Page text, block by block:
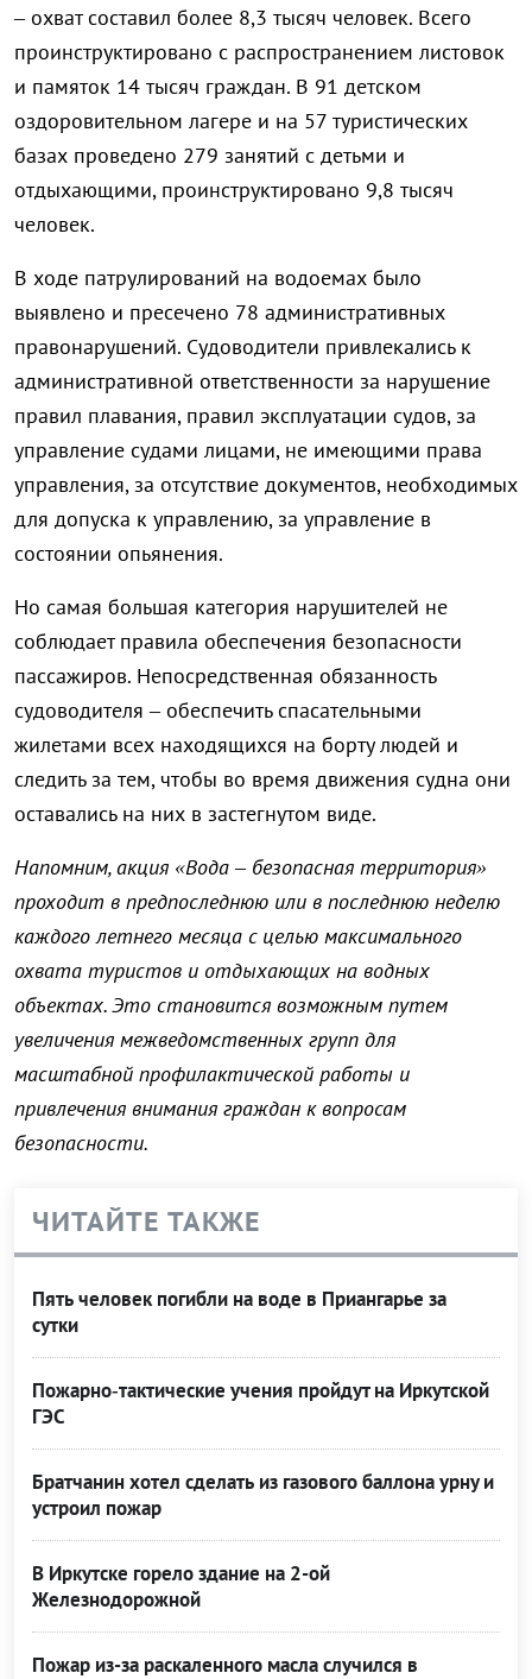
– охват составил более 8,3 тысяч человек. Всего
проинструктировано с распространением листовок
и памяток 14 тысяч граждан. В 91 детском
оздоровительном лагере и на 57 туристических
базах проведено 279 занятий с детьми и
отдыхающими, проинструктировано 9,8 тысяч
человек.
В ходе патрулирований на водоемах было
выявлено и пресечено 78 административных
правонарушений. Судоводители привлекались к
административной ответственности за нарушение
правил плавания, правил эксплуатации судов, за
управление судами лицами, не имеющими права
управления, за отсутствие документов, необходимых
для допуска к управлению, за управление в
состоянии опьянения.
Но самая большая категория нарушителей не
соблюдает правила обеспечения безопасности
пассажиров. Непосредственная обязанность
судоводителя – обеспечить спасательными
жилетами всех находящихся на борту людей и
следить за тем, чтобы во время движения судна они
оставались на них в застегнутом виде.
Напомним, акция «Вода – безопасная территория»
проходит в предпоследнюю или в последнюю неделю
каждого летнего месяца с целью максимального
охвата туристов и отдыхающих на водных
объектах. Это становится возможным путем
увеличения межведомственных групп для
масштабной профилактической работы и
привлечения внимания граждан к вопросам
безопасности.
ЧИТАЙТЕ ТАКЖЕ
Пять человек погибли на воде в Приангарье за
сутки
Пожарно‑тактические учения пройдут на Иркутской
ГЭС
Братчанин хотел сделать из газового баллона урну и
устроил пожар
В Иркутске горело здание на 2-ой
Железнодорожной
Пожар из-за раскаленного масла случился в